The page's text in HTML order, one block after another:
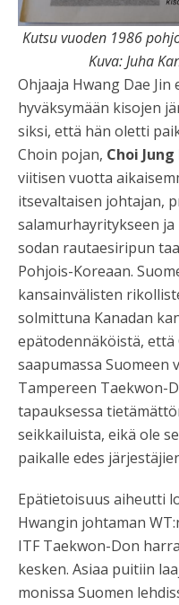
Kutsu vuoden 1986
Kuva: Juha
Ohjaaja Hwang Dae
hyväksymään kisojen
siksi, että hän oletti
Choin pojan, Choi
viitisen vuotta
itsevaltaisen johtajan,
salamurhayritykseen
sodan rautaesiripun
Pohjois-Koreaan.
kansainvälisten
solmittuna Kanadan
epätodennäköistä, että
saapumassa Suomeen
Tampereen Taekwon-
tapauksessa
seikkailuista, eikä ole
paikalle edes
Epätietoisuus aiheutti
Hwangin johtaman
ITF Taekwon-Don
kesken. Asiaa puitiin
monissa Suomen